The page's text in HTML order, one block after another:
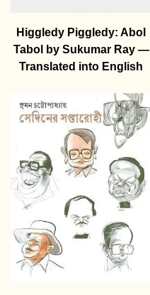
Higgledy Piggledy: Abol
Tabol by Sukumar Ray —
Translated into English